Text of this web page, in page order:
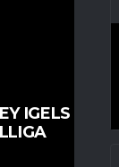
IGELS